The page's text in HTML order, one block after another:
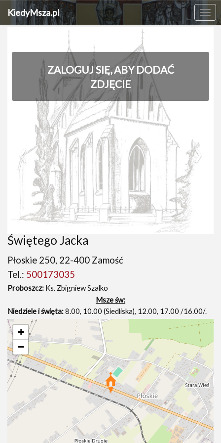
KiedyMsza.pl
ZALOGUJ SIĘ, ABY DODAĆ
ZDJĘCIE
‹ ›
Świętego Jacka
Płoskie 250, 22-400 Zamość
Tel.: 500173035
Proboszcz: Ks. Zbigniew Szalko
Msze św:
Niedziele i święta:8.00, 10.00 (Siedliska), 12.00, 17.00 /16.00/.
+
−